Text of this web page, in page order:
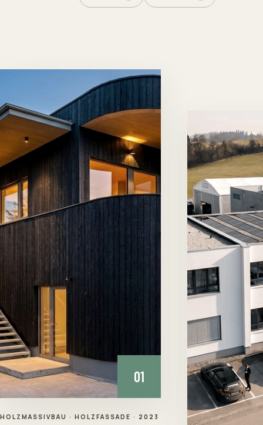
01
HOLZMASSIVBAU · HOLZFASSADE · 2023